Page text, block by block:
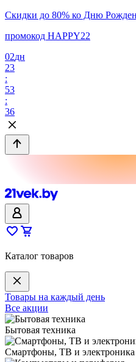
Скидки до 80% ко Дню
промокод HAPPY22
02дн
23
:
53
:
36
Каталог товаров
Товары на каждый день
Все акции
Бытовая техника
Смартфоны, ТВ и электроника